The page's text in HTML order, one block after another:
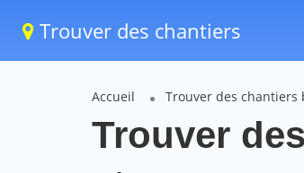
Trouver des chantiers
Accueil Trouver des chantiers
Trouver